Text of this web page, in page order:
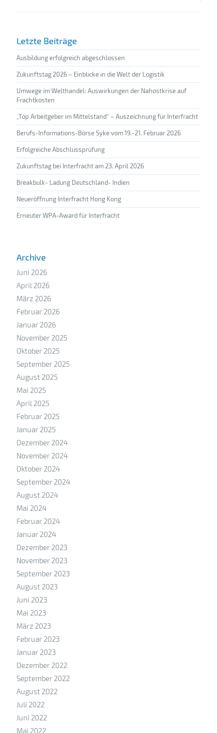
Letzte Beiträge
Ausbildung erfolgreich abgeschlossen
Zukunftstag 2026 – Einblicke in die Welt der Logistik
Umwege im Welthandel: Auswirkungen der Nahostkrise auf
Frachtkosten
„Top Arbeitgeber im Mittelstand“ – Auszeichnung für Interfracht
Berufs-Informations-Börse Syke vom 19.-21. Februar 2026
Erfolgreiche Abschlussprüfung
Zukunftstag bei Interfracht am 23. April 2026
Breakbulk- Ladung Deutschland- Indien
Neueröffnung Interfracht Hong Kong
Erneuter WPA-Award für Interfracht
Archive
Juni 2026
April 2026
März 2026
Februar 2026
Januar 2026
November 2025
Oktober 2025
September 2025
August 2025
Mai 2025
April 2025
Februar 2025
Januar 2025
Dezember 2024
November 2024
Oktober 2024
September 2024
August 2024
Mai 2024
Februar 2024
Januar 2024
Dezember 2023
November 2023
September 2023
August 2023
Juni 2023
Mai 2023
März 2023
Februar 2023
Januar 2023
Dezember 2022
September 2022
August 2022
Juli 2022
Juni 2022
Mai 2022